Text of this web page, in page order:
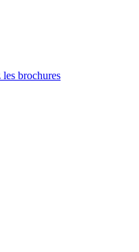
les brochures